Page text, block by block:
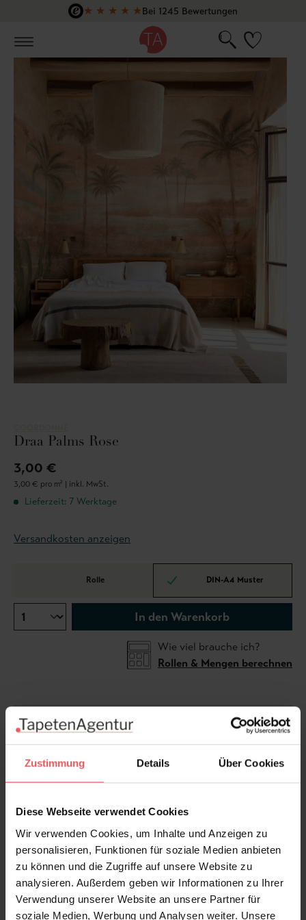
Zustimmung Details Über Cookies
Diese Webseite verwendet Cookies
Wir verwenden Cookies, um Inhalte und Anzeigen zu
personalisieren, Funktionen für soziale Medien anbieten
zu können und die Zugriffe auf unsere Website zu
analysieren. Außerdem geben wir Informationen zu Ihrer
Verwendung unserer Website an unsere Partner für
soziale Medien, Werbung und Analysen weiter. Unsere
Zum Hauptinhalt springen
★ ★ ★ ★ ★Bei 1245 Bewertungen
Draa Palms Rose
3,00 €
3,00 € pro m² | inkl. MwSt.
Lieferzeit: 7 Werktage
Versandkosten anzeigen
Rolle DIN-A4 Muster
In den Warenkorb
Wie viel brauche ich?
Rollen & Mengen berechnen
Sanfte Rosé- und Sandtöne treffen auf filigrane
Ruhe und Weite hüllt. Die Tapete erinnert an
verblasste Fresken, an Horizonte in der Abendsonne
Farbigkeit schafft Draa Palms Rose eine Atmosphäre
maßgefertigt, damit sich das Panorama perfekt an Ihre
Wand anpasst. Bitte teilen Sie uns Ihre Wandmaße
mit, um dieses Kunstwerk individuell für Ihr Zuhause
anfertigen zu lassen.